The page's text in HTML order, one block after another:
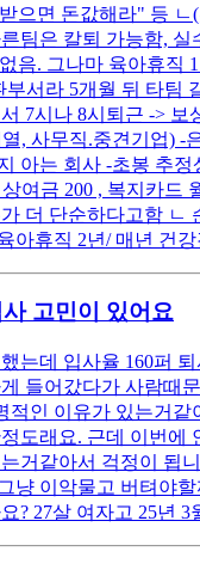
으면 돈값해라" 등 ㄴ
팀은 칼퇴 가능함, 실
음. 그나마 육아휴직
부서라 5개월 뒤 타팀
7시나 8시퇴근 -> 보
, 사무직.중견기업) -
아는 회사 -초봉 추정
여금 200 , 복지카드
더 단순하다고함 ㄴ
아휴직 2년/ 매년 건강
고민이 있어요
는데 입사율 160퍼
들어갔다가 사람때
적인 이유가 있는거같
도래요. 근데 이번에
거같아서 걱정이 됩
냥 이악물고 버텨야할
? 27살 여자고 25년 3